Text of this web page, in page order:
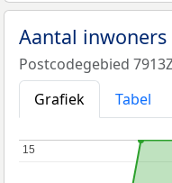
Aantal
Postcodegebied
Grafiek
Tabel
15
15